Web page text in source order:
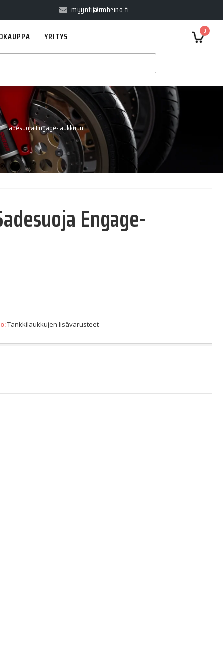
myynti@rmheino.fi
0
YRITYS
Sadesuoja Engage-laukkuun
Engage-
Tankkilaukkujen lisävarusteet